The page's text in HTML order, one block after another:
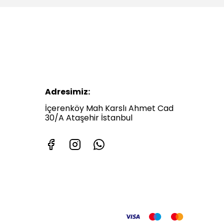
Adresimiz:
İçerenköy Mah Karslı Ahmet Cad
30/A Ataşehir İstanbul